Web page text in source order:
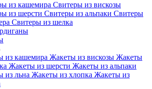
из кашемира Свитеры из вискозы
из шерсти Свитеры из альпаки Свитеры
Свитеры из шелка
из кашемира Жакеты из вискозы Жакеты
Жакеты из шерсти Жакеты из альпаки
из льна Жакеты из хлопка Жакеты из